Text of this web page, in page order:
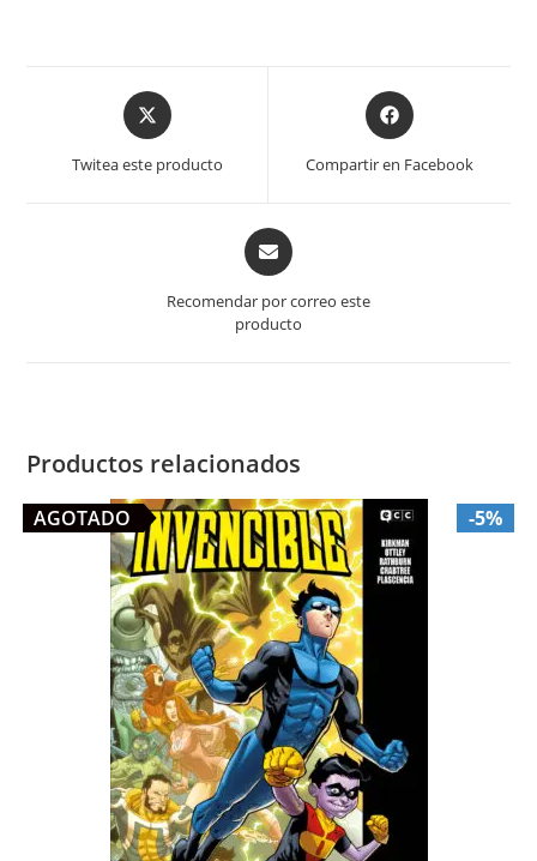
Opens
in
new
Twitea este producto
Opens
in
new
Compartir en Facebook
Opens
in
new
Recomendar por correo este
producto
Productos relacionados
-5%
AGOTADO